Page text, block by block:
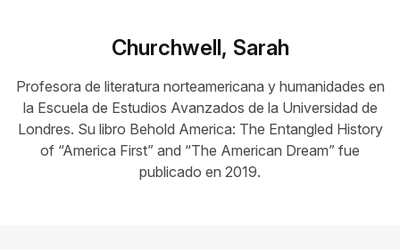
Churchwell, Sarah
Profesora de literatura norteamericana y humanidades en
la Escuela de Estudios Avanzados de la Universidad de
Londres. Su libro Behold America: The Entangled History
of “America First” and “The American Dream” fue
publicado en 2019.